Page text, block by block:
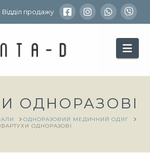
Відділ продажу
ОДНОРАЗОВІ
ОДНОРАЗОВИЙ МЕДИЧНИЙ ОДЯГ
ФАРТУХИ ОДНОРАЗОВІ